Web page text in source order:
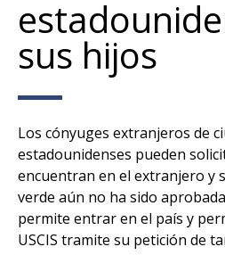
sus hijos
Los cónyuges extranjeros de
estadounidenses pueden
encuentran en el extranjero y
verde aún no ha sido
permite entrar en el país y
USCIS tramite su petición de